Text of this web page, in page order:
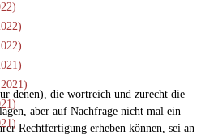
denen), die wortreich und zurecht die
aber auf Nachfrage nicht mal ein
Rechtfertigung erheben können, sei an